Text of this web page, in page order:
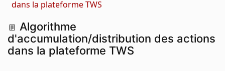
dans la plateforme TWS
Algorithme
d'accumulation/distribution des actions
dans la plateforme TWS